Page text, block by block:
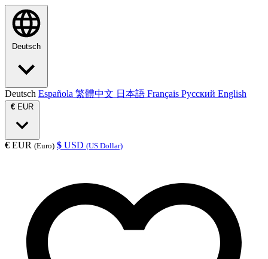
Deutsch
Deutsch Española 繁體中文 日本語 Français Русский English
€ EUR
€ EUR (Euro) $ USD (US Dollar)